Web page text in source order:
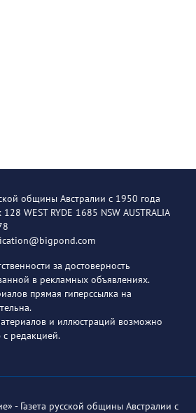
общины Австралии с 1950 года
WEST RYDE 1685 NSW AUSTRALIA
за достоверность
в рекламных объявлениях.
прямая гиперссылка на
и иллюстраций возможно
с редакцией.
- Газета русской общины Австралии с